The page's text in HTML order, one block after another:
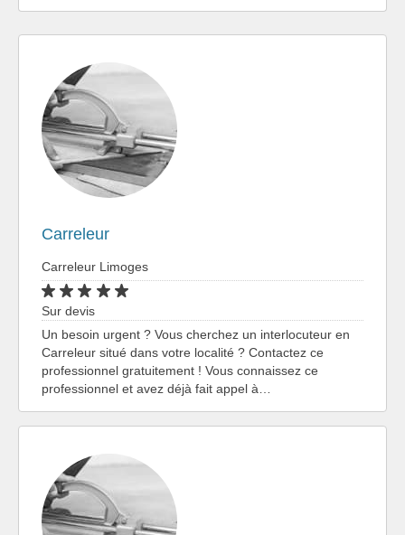
Carreleur
Carreleur Limoges
Sur devis
Un besoin urgent ? Vous cherchez un interlocuteur en
Carreleur situé dans votre localité ? Contactez ce
professionnel gratuitement ! Vous connaissez ce
professionnel et avez déjà fait appel à…